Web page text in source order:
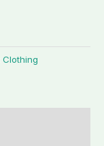
Clothing